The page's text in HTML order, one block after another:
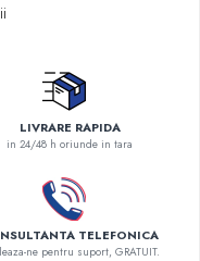
LIVRARE RAPIDA
in 24/48 h oriunde in tara
TELEFONICA
ne pentru suport, GRATUIT.